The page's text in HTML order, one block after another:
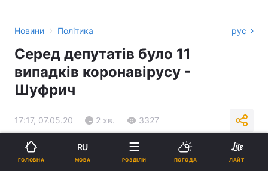
Новини › Політика рус
Серед депутатів було 11
випадків коронавірусу -
Шуфрич
17:17, 07.05.20 2 хв. 3327
Підпишіться на нас в Google
ГОЛОВНА
RU
МОВА РОЗДІЛИ ПОГОДА ЛАЙТ